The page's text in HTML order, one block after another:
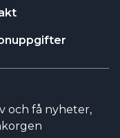
och få nyheter,